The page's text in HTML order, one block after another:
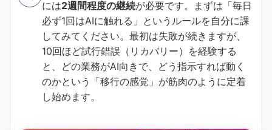
には2週間程度の継続が必要です。まずは「毎日
必ず1回はAIに触れる」というルールを自分に課
してみてください。最初は失敗が続きますが、
10回ほど試行錯誤（リカバリー）を経験する
と、どの業務がAI向きで、どう指示すれば動く
のかという「移行の感覚」が筋肉のように定着
し始めます。